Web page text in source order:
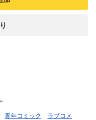
青年コミック ラブコメ